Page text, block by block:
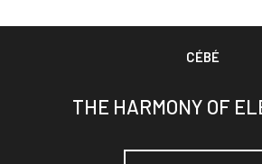
CÉBÉ
THE HARMONY OF